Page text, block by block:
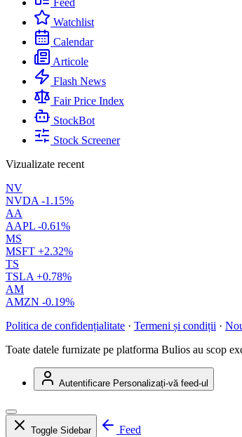
Feed
Watchlist
Calendar
Articole
Flash News
Fair Price Index
StockBot
Stock Screener
Vizualizate recent
NV
NVDA -1.15%
AA
AAPL -0.61%
MS
MSFT +2.32%
TS
TSLA +0.78%
AM
AMZN -0.19%
Politica de confidențialitate · Termeni și condiții ·
Toate datele furnizate pe platforma Bulios au scop
Autentificare Personalizați-vă feed-ul
Toggle Sidebar
Feed